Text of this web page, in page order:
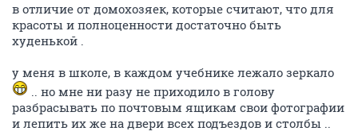
в отличие от домохозяек, которые считают, что для
красоты и полноценности достаточно быть
худенькой .
у меня в школе, в каждом учебнике лежало зеркало
.. но мне ни разу не приходило в голову
разбрасывать по почтовым ящикам свои фотографии
и лепить их же на двери всех подъездов и столбы ..